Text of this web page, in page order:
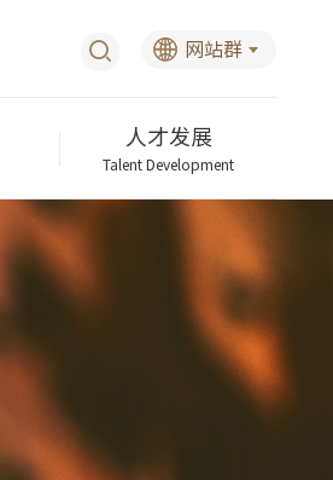
网站群
人才发展
Talent Development